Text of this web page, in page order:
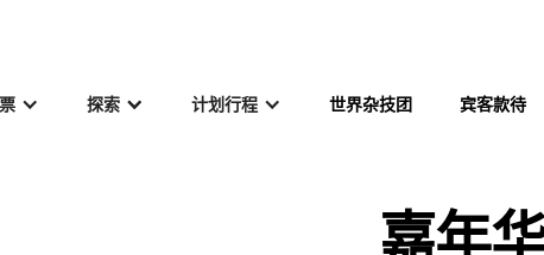
探索 计划行程 世界杂技团 宾客款待
嘉年